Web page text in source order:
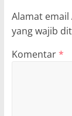
Alamat email
yang wajib
Komentar*